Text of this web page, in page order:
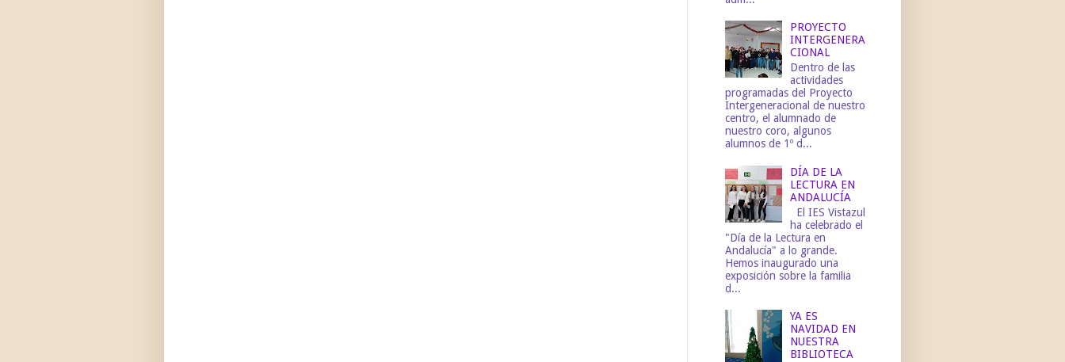
PROYECTO
INTERGENERA
CIONAL
Dentro de las
actividades
programadas del Proyecto
Intergeneracional de nuestro
centro, el alumnado de
nuestro coro, algunos
alumnos de 1º d...
DÍA DE LA
LECTURA EN
ANDALUCÍA
El IES Vistazul
ha celebrado el
"Día de la Lectura en
Andalucía" a lo grande.
Hemos inaugurado una
exposición sobre la familia
d...
YA ES
NAVIDAD EN
NUESTRA
BIBLIOTECA